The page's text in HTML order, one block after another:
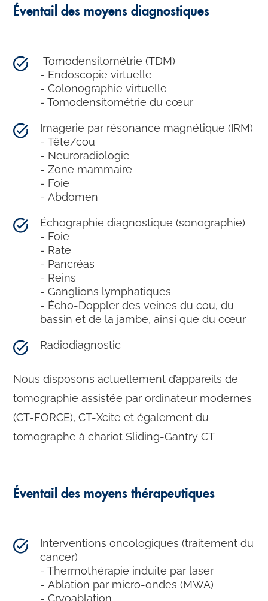
Éventail des moyens diagnostiques
Tomodensitométrie (TDM)
- Endoscopie virtuelle
- Colonographie virtuelle
- Tomodensitométrie du cœur
Imagerie par résonance magnétique (IRM)
- Tête/cou
- Neuroradiologie
- Zone mammaire
- Foie
- Abdomen
Échographie diagnostique (sonographie)
- Foie
- Rate
- Pancréas
- Reins
- Ganglions lymphatiques
- Écho-Doppler des veines du cou, du
bassin et de la jambe, ainsi que du cœur
Radiodiagnostic
Nous disposons actuellement d’appareils de
tomographie assistée par ordinateur modernes
(CT-FORCE), CT-Xcite et également du
tomographe à chariot Sliding-Gantry CT
Éventail des moyens thérapeutiques
Interventions oncologiques (traitement du
cancer)
- Thermothérapie induite par laser
- Ablation par micro-ondes (MWA)
- Cryoablation